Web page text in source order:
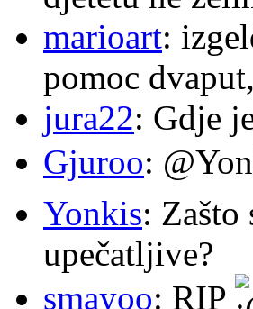
marioart:
pomoc
jura22: Gdje
Gjuroo:
Yonkis: Zašto
upečatljive?
smayoo: RIP